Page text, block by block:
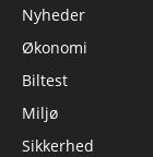
Nyheder
Økonomi
Biltest
Miljø
Sikkerhed